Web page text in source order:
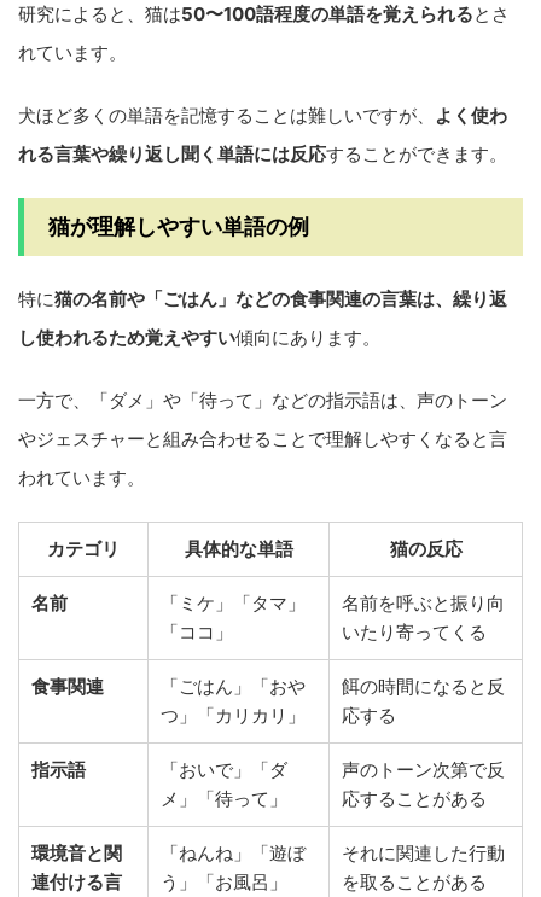
研究によると、猫は50〜100語程度の単語を覚えられるとさ
れています。
犬ほど多くの単語を記憶することは難しいですが、
よく使わ
れる言葉や繰り返し聞く単語には反応することができます。
猫が理解しやすい単語の例
特に猫の名前や「ごはん」などの食事関連の言葉は、繰り返
し使われるため覚えやすい傾向にあります。
一方で、「ダメ」や「待って」などの指示語は、声のトーン
やジェスチャーと組み合わせることで理解しやすくなると言
われています。
カテゴリ 具体的な単語 猫の反応
名前
「ミケ」「タマ」
「ココ」
名前を呼ぶと振り向
いたり寄ってくる
食事関連
「ごはん」「おや
つ」「カリカリ」
餌の時間になると反
応する
指示語
「おいで」「ダ
メ」「待って」
声のトーン次第で反
応することがある
環境音と関
連付ける言
「ねんね」「遊ぼ
う」「お風呂」
それに関連した行動
を取ることがある